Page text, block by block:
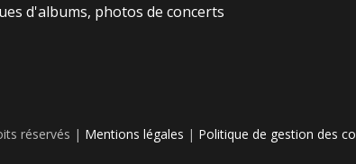
d'albums, photos de concerts
réservés | Mentions légales | Politique de gestion des